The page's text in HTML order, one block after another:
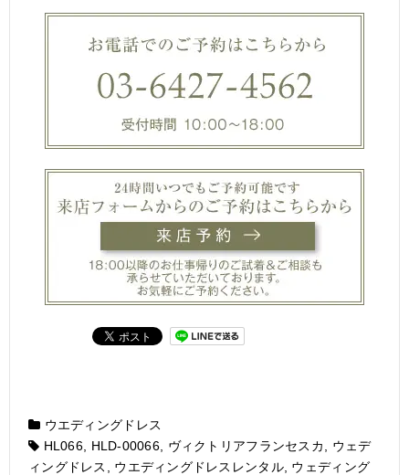
ウエディングドレス
HL066, HLD-00066 ヴィクトリアフランセスカ
ウェデ
ィングドレス
ウエディングドレスレンタル, ウェディング